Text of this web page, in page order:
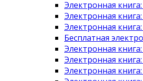
Электронная
Электронная
Электронная
Бесплатная
Электронная
Электронная
Электронная